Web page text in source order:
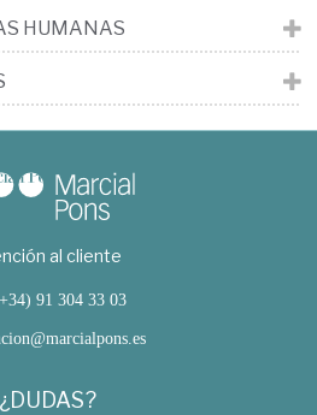
HUMANAS
al cliente
91 304 33 03
¿DUDAS?